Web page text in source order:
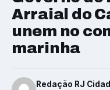
Arraial do
unem no
marinha
Redação RJ